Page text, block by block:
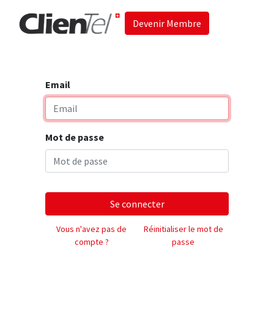
Devenir Membre
Email
Mot de passe
Se connecter
Vous n'avez pas de
compte ?
Réinitialiser le mot de
passe